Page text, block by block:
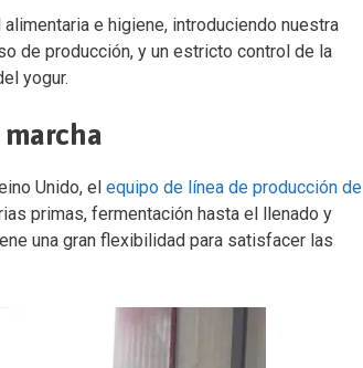
e higiene, introduciendo nuestra
de producción, y un estricto control de la
yogur.
Unido, el equipo de línea de producción de
primas, fermentación hasta el llenado y
una gran flexibilidad para satisfacer las